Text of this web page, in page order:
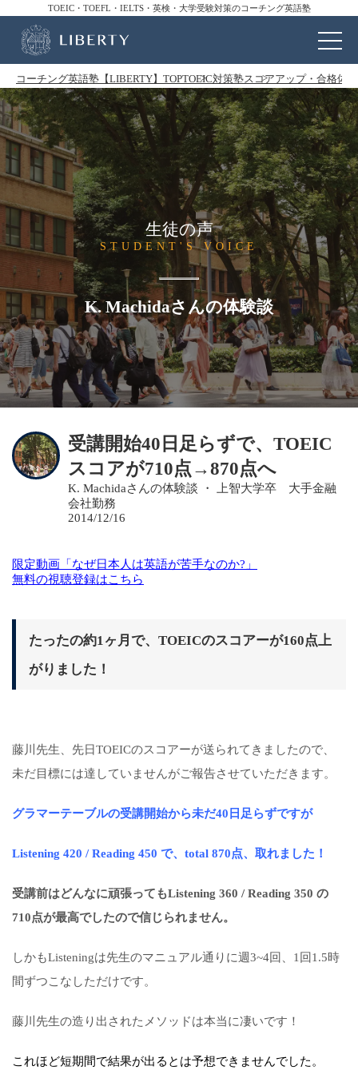
TOEIC・TOEFL・IELTS・英検・大学受験対策のコーチング英語塾
コーチング英語塾【LIBERTY】TOPTOEIC対策塾スコアアップ・合格体
生徒の声
STUDENT'S VOICE
K. Machidaさんの体験談
受講開始40日足らずで、TOEIC
スコアが710点→870点へ
K. Machidaさんの体験談 ・ 上智大学卒 大手金融
会社勤務
2014/12/16
限定動画「なぜ日本人は英語が苦手なのか?」
無料の視聴登録はこちら
たったの約1ヶ月で、TOEICのスコアーが160点上
がりました！
藤川先生、先日TOEICのスコアーが送られてきましたので、
未だ目標には達していませんがご報告させていただきます。
グラマーテーブルの受講開始から未だ40日足らずですが
Listening 420 / Reading 450 で、total 870点、取れました！
受講前はどんなに頑張ってもListening 360 / Reading 350 の
710点が最高でしたので信じられません。
しかもListeningは先生のマニュアル通りに週3~4回、1回1.5時
間ずつこなしただけです。
藤川先生の造り出されたメソッドは本当に凄いです！
これほど短期間で結果が出るとは予想できませんでした。